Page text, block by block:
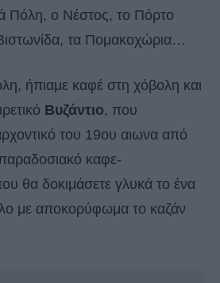
Πόλη, ο Νέστος, το Πόρτο
τα Πομακοχώρια…
ήπιαμε καφέ στη χόβολη και
Βυζάντιο, που
του 19ου αιωνα από
καφε-
θα δοκιμάσετε γλυκά το ένα
με αποκορύφωμα το καζάν